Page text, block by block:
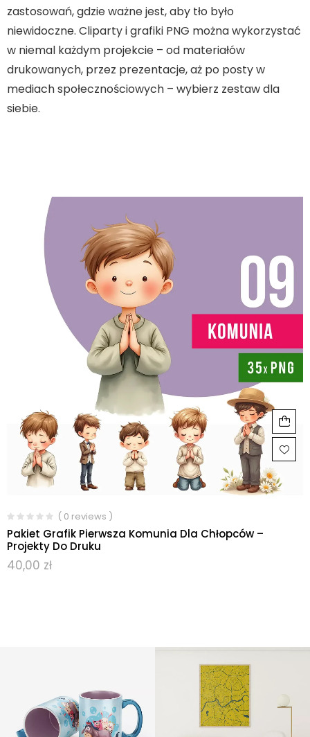
zastosowań, gdzie ważne jest, aby tło było
niewidoczne. Cliparty i grafiki PNG można wykorzystać
w niemal każdym projekcie – od materiałów
drukowanych, przez prezentacje, aż po posty w
mediach społecznościowych – wybierz zestaw dla
siebie.
( 0 reviews )
Pakiet Grafik Pierwsza Komunia Dla Chłopców –
Projekty Do Druku
40,00 zł